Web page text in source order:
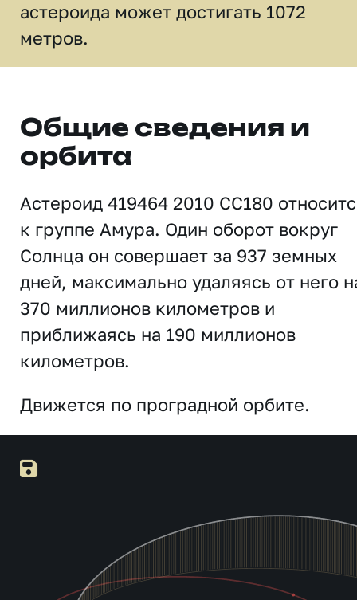
астероида может достигать 1072
метров.
Общие сведения и
орбита
Астероид 419464 2010 CC180
к группе Амура. Один оборот вокруг
Солнца он совершает за 937 земных
дней, максимально удаляясь от него
370 миллионов километров и
приближаясь на 190 миллионов
километров.
Движется по проградной орбите.